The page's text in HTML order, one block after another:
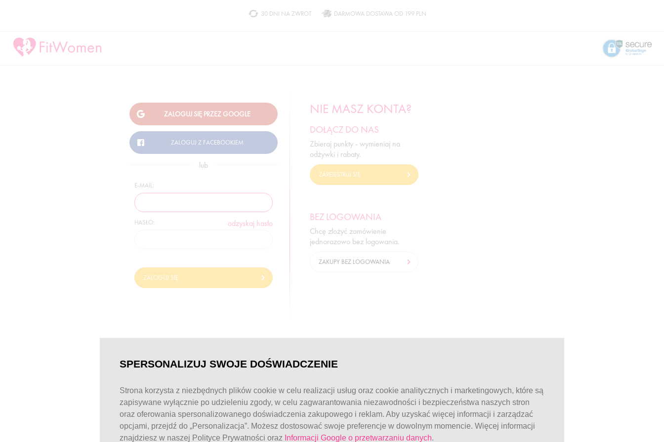
30 DNI NA ZWROT DARMOWA DOSTAWA OD 199 PLN
lub
E-MAIL:
HASŁO: odzyskaj hasło
ZALOGUJ SIĘ
NIE MASZ KONTA?
DOŁĄCZ DO NAS
Zbieraj punkty - wymieniaj na
odżywki i rabaty.
ZAREJESTRUJ SIĘ
BEZ LOGOWANIA
Chcę złożyć zamówienie
jednorazowo bez logowania.
ZAKUPY BEZ LOGOWANIA
© FitWomen 2026
SPERSONALIZUJ SWOJE DOŚWIADCZENIE
Strona korzysta z niezbędnych plików cookie w celu realizacji usług oraz cookie analitycznych i marketingowych, które są
zapisywane wyłącznie po udzieleniu zgody, w celu zagwarantowania niezawodności i bezpieczeństwa naszych stron
oraz oferowania spersonalizowanego doświadczenia zakupowego i reklam. Aby uzyskać więcej informacji i zarządzać
opcjami, przejdź do „Personalizacja”. Możesz dostosować swoje preferencje w dowolnym momencie. Więcej informacji
znajdziesz w naszej Polityce Prywatności oraz Informacji Google o przetwarzaniu danych.